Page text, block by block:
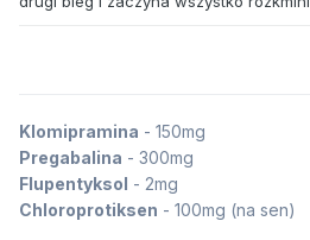
Klomipramina - 150mg
Pregabalina - 300mg
Flupentyksol - 2mg
Chloroprotiksen - 100mg (na sen)